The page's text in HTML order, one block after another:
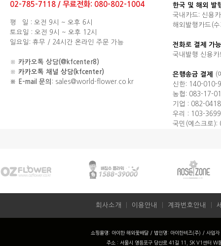
02-785-7118 / 무료전화: 080-802-1004
평 일 : 오전 9시 ~ 오후 6시
토요일 : 오전 9시 ~ 오후 12시
일요일: 휴무 / 24시간 온라인 주문 가능
※ 카카오톡 상담(@kfcenter8)
※ 카카오톡 채널 상담(kfcenter)
※ E-mail 문의 : sales@world-flower.co.kr
한국 및 해외 발
국내카드: 신용
해외발행카드(
전화로 결제 가
국내발행 신용
은행송금 결제
(
신한: 140-010-
농협: 083-17-
기업 : 082-
우리 : 103-
국민(에스크로
회사소개 이용안내 계좌번호안내
쇼핑몰명: 아이한 해외꽃배달 / 법인명: 아이한비즈(주) / 사업
주소 : 서울시 영등포구 당산로 41길 11, SK V1센터